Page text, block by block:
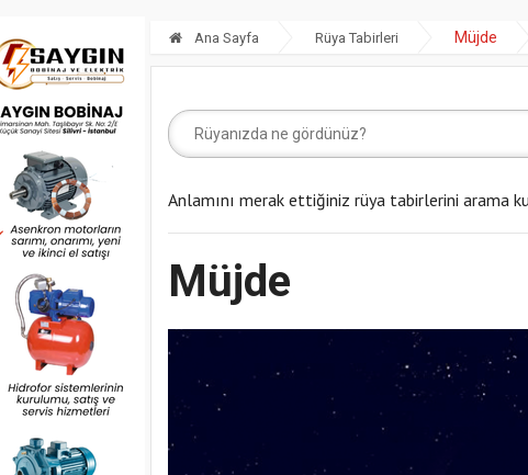
Ana Sayfa Rüya Tabirleri Müjde
Anlamını merak ettiğiniz rüya tabirlerini arama
Müjde